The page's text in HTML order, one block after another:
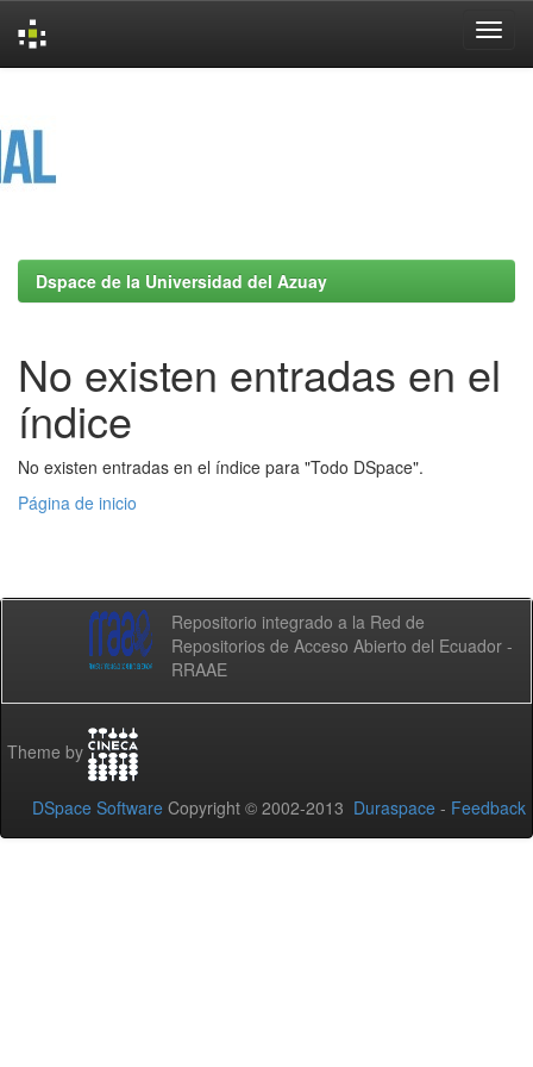
Dspace de la Universidad del Azuay
No existen entradas en el
índice
No existen entradas en el índice para "Todo DSpace".
Página de inicio
Repositorio integrado a la Red de
Repositorios de Acceso Abierto del Ecuador -
RRAAE
Theme by
DSpace Software Copyright © 2002-2013 Duraspace - Feedback